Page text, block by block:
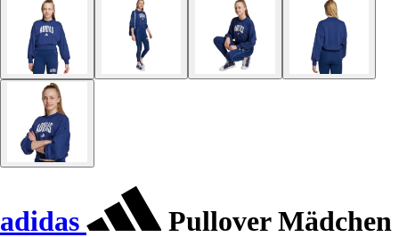
adidas Pullover Mädchen